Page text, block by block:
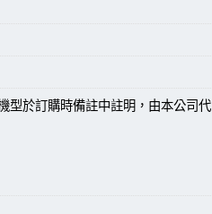
型於訂購時備註中註明，由本公司代